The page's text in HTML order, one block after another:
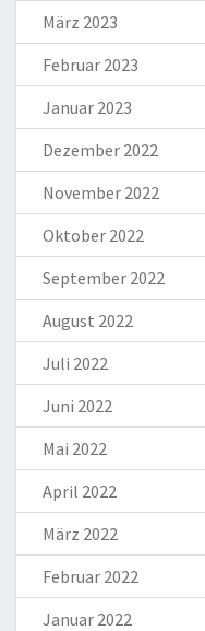
März 2023
Februar 2023
Januar 2023
Dezember 2022
November 2022
Oktober 2022
September 2022
August 2022
Juli 2022
Juni 2022
Mai 2022
April 2022
März 2022
Februar 2022
Januar 2022